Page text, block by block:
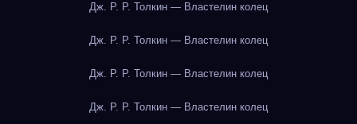
Дж. Р. Р. Толкин — Властелин колец
Дж. Р. Р. Толкин — Властелин колец
Дж. Р. Р. Толкин — Властелин колец
Дж. Р. Р. Толкин — Властелин колец